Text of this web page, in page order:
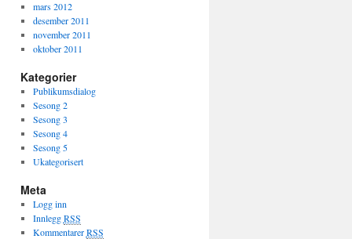
mars 2012
desember 2011
november 2011
oktober 2011
Kategorier
Publikumsdialog
Sesong 2
Sesong 3
Sesong 4
Sesong 5
Ukategorisert
Meta
Logg inn
InnleggRSS
KommentarerRSS